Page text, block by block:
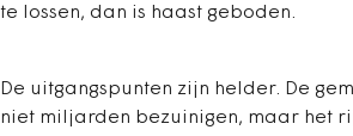
te lossen, dan is haast geboden.
De uitgangspunten zijn helder. De
niet miljarden bezuinigen, maar het